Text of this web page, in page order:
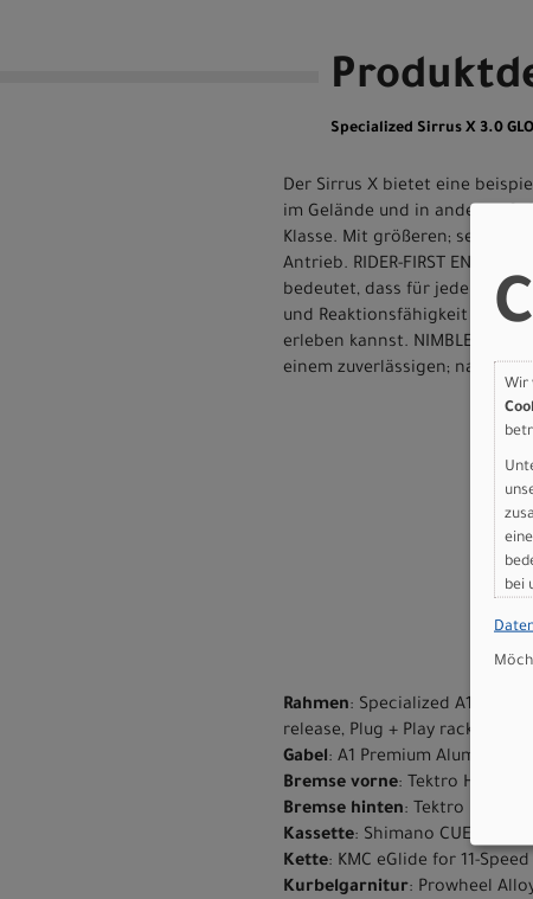
Specialized Sirrus X 3.0
Der Sirrus X bietet eine
im Gelände und in anderen
Klasse. Mit größeren;
Antrieb. RIDER-FIRST
bedeutet, dass für jeden
und Reaktionsfähigkeit zu
erleben kannst. NIMBLE: Die
einem zuverlässigen; nahezu
Rahmen: Specialized A1
release, Plug + Play rack/fender
Gabel: A1 Premium
Bremse vorne: Tektro HD-
Bremse hinten: Tektro HD-
Kassette: Shimano CUES, 10-
Kette: KMC eGlide for 11-Speed
Kurbelgarnitur: Prowheel
Wir
bei